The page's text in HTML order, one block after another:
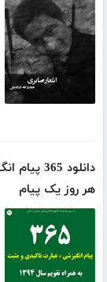
هر روز یک پیام